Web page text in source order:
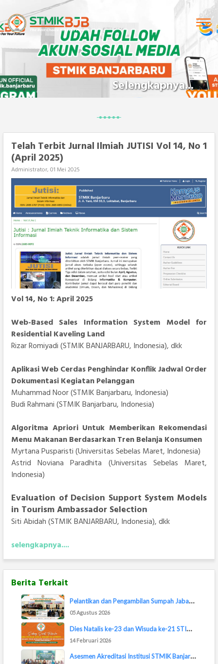
Selengkapnya...
Telah Terbit Jurnal Ilmiah JUTISI Vol 14, No 1
(April 2025)
Administrator, 01 Mei 2025
Vol 14, No 1: April 2025
Web-Based Sales Information System Model for
Residential Kaveling Land
Rizar Romiyadi (STMIK BANJARBARU, Indonesia), dkk
Aplikasi Web Cerdas Penghindar Konflik Jadwal Order
Dokumentasi Kegiatan Pelanggan
Muhammad Noor (STMIK Banjarbaru, Indonesia)
Budi Rahmani (STMIK Banjarbaru, Indonesia)
Algoritma Apriori Untuk Memberikan Rekomendasi
Menu Makanan Berdasarkan Tren Belanja Konsumen
Myrtana Pusparisti (Universitas Sebelas Maret, Indonesia)
Astrid Noviana Paradhita (Universitas Sebelas Maret,
Indonesia)
Evaluation of Decision Support System Models
in Tourism Ambassador Selection
Siti Abidah (STMIK BANJARBARU, Indonesia), dkk
selengkapnya....
Berita Terkait
P
elantikan dan Pengambilan Sumpah Jabatan Pej...
05 Agustus 2026
D
ies Natalis ke-23 dan Wisuda ke-21 STIMIK Ba...
14 Februari 2026
A
sesmen Akreditasi Institusi STMIK Banjarbaru...